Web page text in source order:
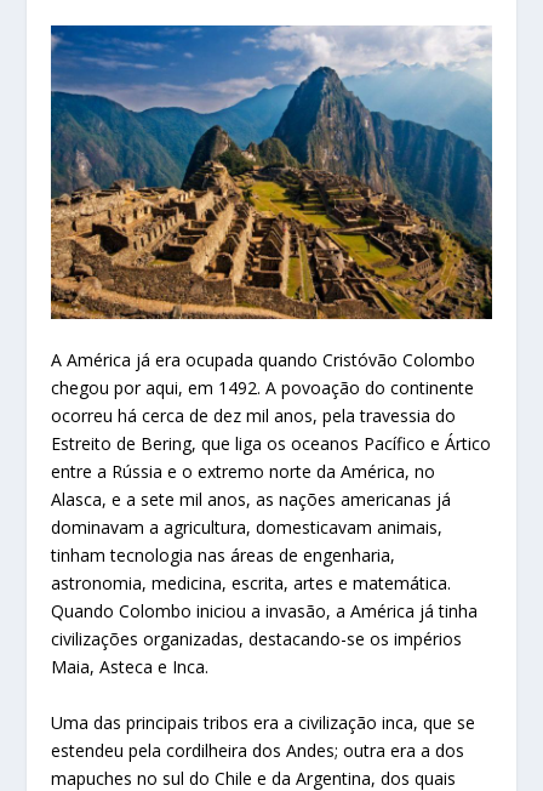
A América já era ocupada quando Cristóvão Colombo
chegou por aqui, em 1492. A povoação do continente
ocorreu há cerca de dez mil anos, pela travessia do
Estreito de Bering, que liga os oceanos Pacífico e Ártico
entre a Rússia e o extremo norte da América, no
Alasca, e a sete mil anos, as nações americanas já
dominavam a agricultura, domesticavam animais,
tinham tecnologia nas áreas de engenharia,
astronomia, medicina, escrita, artes e matemática.
Quando Colombo iniciou a invasão, a América já tinha
civilizações organizadas, destacando-se os impérios
Maia, Asteca e Inca.
Uma das principais tribos era a civilização inca, que se
estendeu pela cordilheira dos Andes; outra era a dos
mapuches no sul do Chile e da Argentina, dos quais